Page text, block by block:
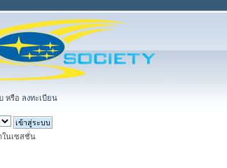
หรือ ลงทะเบียน
ในเซสชั่น